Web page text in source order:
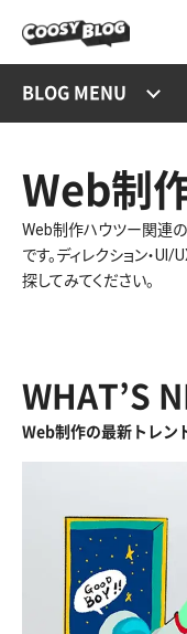
BLOG MENU
Web制
Web制作ハウツー関連
です。ディレクション・
探してみてください。
WHAT’S
Web制作の最新トレン